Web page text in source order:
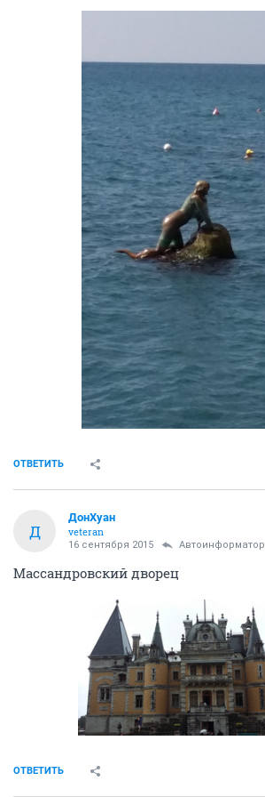
ОТВЕТИТЬ
Д
ДонХуан
veteran
16 сентября 2015 Автоинформатор
Массандровский дворец
ОТВЕТИТЬ